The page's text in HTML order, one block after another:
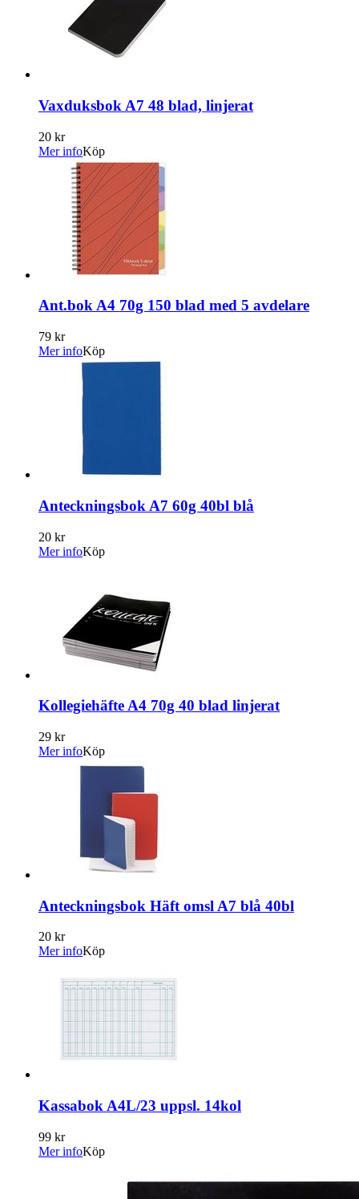
Vaxduksbok A7 48 blad, linjerat
20 kr
Mer infoKöp
Ant.bok A4 70g 150 blad med 5 avdelare
79 kr
Mer infoKöp
Anteckningsbok A7 60g 40bl blå
20 kr
Mer infoKöp
Kollegiehäfte A4 70g 40 blad linjerat
29 kr
Mer infoKöp
Anteckningsbok Häft omsl A7 blå 40bl
20 kr
Mer infoKöp
Kassabok A4L/23 uppsl. 14kol
99 kr
Mer infoKöp